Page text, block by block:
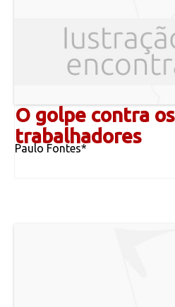
O golpe contra os
trabalhadores
Paulo Fontes*